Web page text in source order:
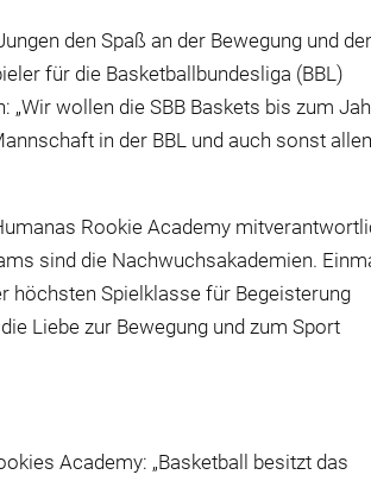
den Spaß an der Bewegung und
für die Basketballbundesliga (BBL)
wollen die SBB Baskets bis zum
in der BBL und auch sonst
Rookie Academy
sind die Nachwuchsakademien.
höchsten Spielklasse für Begeisterung
Liebe zur Bewegung und zum Sport
Academy: „Basketball besitzt das